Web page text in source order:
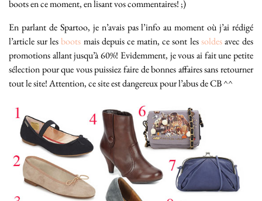
boots en ce moment, en lisant vos commentaires! ;)
En parlant de Spartoo, je n’avais pas l’info au moment où j’ai rédigé
l’article sur lesboots mais depuis ce matin, ce sont lessoldesavec des
promotions allant jusqu’à 60%! Evidemment, je vous ai fait une petite
sélection pour que vous puissiez faire de bonnes affaires sans retourner
tout le site! Attention, ce site est dangereux pour l’abus de CB ^^